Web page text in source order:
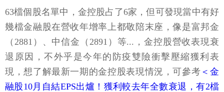
63檔個股名單中，金控股占了6家，但可發現當中有好
幾檔金融股在營收年增率上都敬陪末座，像是富邦金
（2881）、中信金（2891）等...，金控股營收表現衰
退原因，不外乎是今年的防疫雙險衝擊壓縮獲利表
現，想了解最新一期的金控股表現情況，可參考 ＜金
融股10月自結EPS出爐！獲利較去年全數衰退，有2檔